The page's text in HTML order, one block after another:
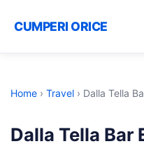
CUMPERI ORICE
Home › Travel › Dalla Tella
Dalla Tella Bar